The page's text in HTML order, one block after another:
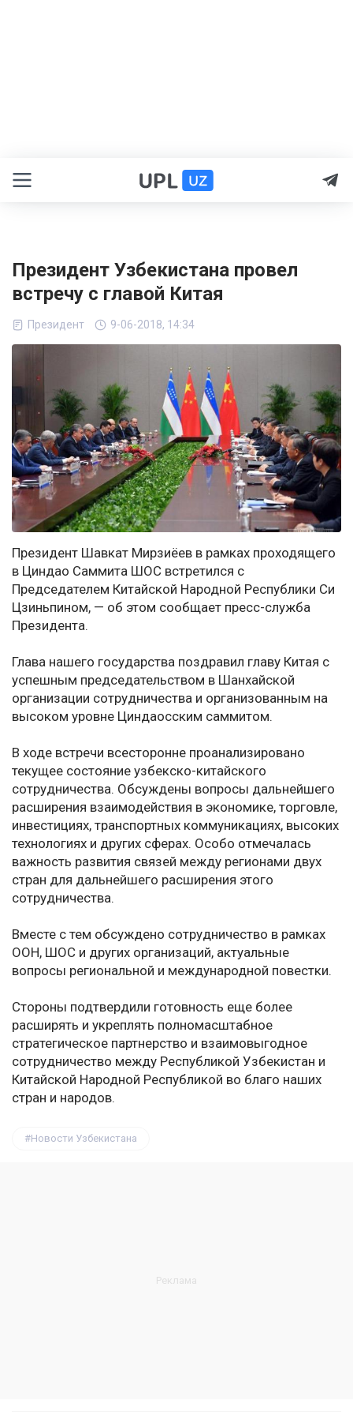
Президент Узбекистана провел
встречу с главой Китая
Президент 9-06-2018, 14:34
Президент Шавкат Мирзиёев в рамках проходящего
в Циндао Саммита ШОС встретился с
Председателем Китайской Народной Республики Си
Цзиньпином, — об этом сообщает пресс-служба
Президента.
Глава нашего государства поздравил главу Китая с
успешным председательством в Шанхайской
организации сотрудничества и организованным на
высоком уровне Циндаосским саммитом.
В ходе встречи всесторонне проанализировано
текущее состояние узбекско-китайского
сотрудничества. Обсуждены вопросы дальнейшего
расширения взаимодействия в экономике, торговле,
инвестициях, транспортных коммуникациях, высоких
технологиях и других сферах. Особо отмечалась
важность развития связей между регионами двух
стран для дальнейшего расширения этого
сотрудничества.
Вместе с тем обсуждено сотрудничество в рамках
ООН, ШОС и других организаций, актуальные
вопросы региональной и международной повестки.
Стороны подтвердили готовность еще более
расширять и укреплять полномасштабное
стратегическое партнерство и взаимовыгодное
сотрудничество между Республикой Узбекистан и
Китайской Народной Республикой во благо наших
стран и народов.
Новости Узбекистана